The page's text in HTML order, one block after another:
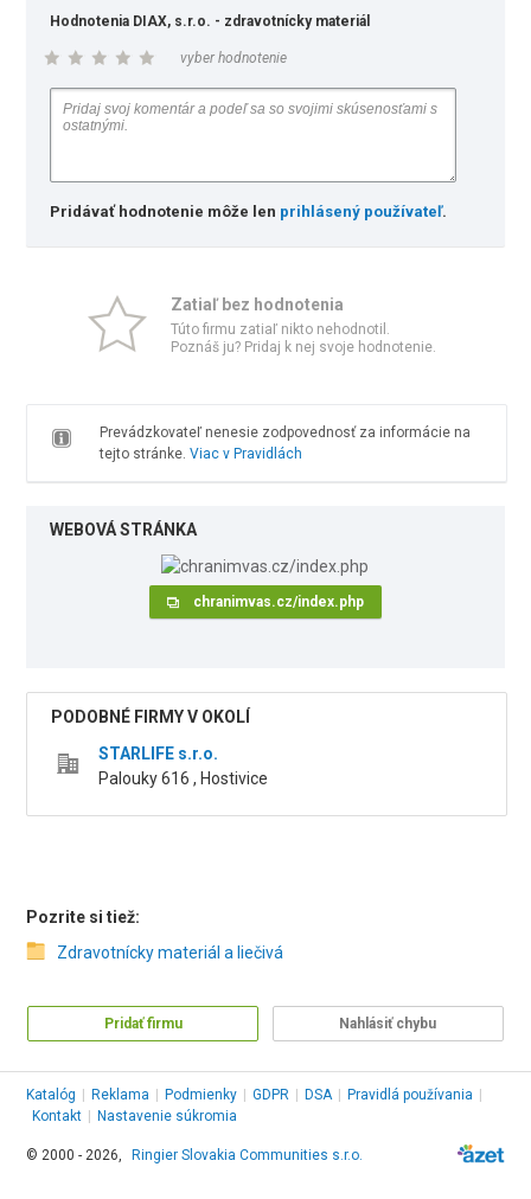
Hodnotenia DIAX, s.r.o. - zdravotnícky materiál
vyber hodnotenie
Pridávať hodnotenie môže len prihlásený používateľ.
Zatiaľ bez hodnotenia
Túto firmu zatiaľ nikto nehodnotil.
Poznáš ju? Pridaj k nej svoje hodnotenie.
Prevádzkovateľ nenesie zodpovednosť za informácie na
tejto stránke. Viac v Pravidlách
WEBOVÁ STRÁNKA
chranimvas.cz/index.php
PODOBNÉ FIRMY V OKOLÍ
STARLIFE s.r.o.
Palouky 616 , Hostivice
Pozrite si tiež:
Zdravotnícky materiál a liečivá
Pridať firmu Nahlásiť chybu
Katalóg Reklama Podmienky GDPR DSA Pravidlá používania
Kontakt
Nastavenie súkromia
© 2000 - 2026, Ringier Slovakia Communities s.r.o.